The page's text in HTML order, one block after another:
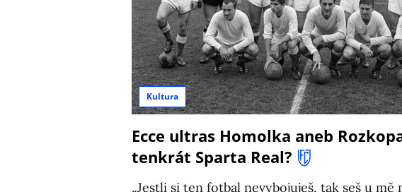
Kultura
Ecce ultras Homolka aneb
tenkrát Sparta Real?
„Jestli si ten fotbal nevybojuješ, tak seš u mě